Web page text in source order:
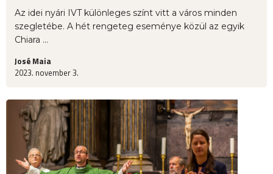
Az idei nyári IVT különleges színt vitt a város minden
szegletébe. A hét rengeteg eseménye közül az egyik
Chiara ...
José Maia
2023. november 3.